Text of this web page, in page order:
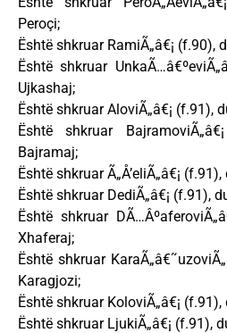
Peroçi;
Është shkruar RamiÃ„â€¡ (f.90),
Është shkruar
Ujkashaj;
Është shkruar AloviÃ„â€¡ (f.91),
Është shkruar
Bajramaj;
Është shkruar Ã„Å’eliÃ„â€¡
Është shkruar DediÃ„â€¡ (f.91),
Është shkruar
Xhaferaj;
Është shkruar
Karagjozi;
Është shkruar KoloviÃ„â€¡
Është shkruar LjukiÃ„â€¡ (f.91),